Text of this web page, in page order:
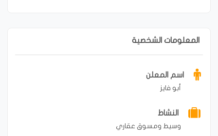
المعلومات الشخصية
اسم المعلن
أبو فايز
النشاط
وسيط ومسوق عقاري